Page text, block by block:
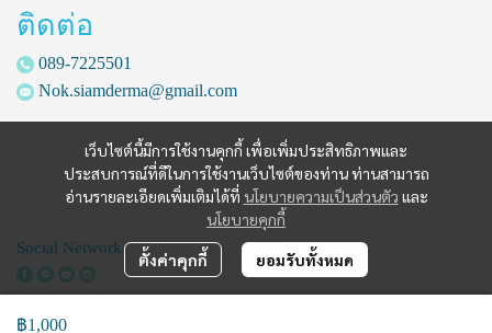
฿1,000
เว็บไซต์นี้มีการใช้งานคุกกี้ เพื่อเพิ่มประสิทธิภาพและ
ประสบการณ์ที่ดีในการใช้งานเว็บไซต์ของท่าน ท่านสามารถ
อ่านรายละเอียดเพิ่มเติมได้ที่ นโยบายความเป็นส่วนตัว และ
นโยบายคุกกี้
ตั้งค่าคุกกี้ ยอมรับทั้งหมด
ติดต่อ
089-7225501
Nok.siamderma@gmail.com
Social Network